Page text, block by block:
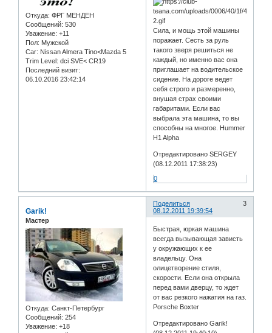
Откуда: ФРГ МЕНДЕН
Сообщений: 530
Уважение: +11
Пол: Мужской
Car: Nissan Almera Tino<Mazda 5
Trim Level: dci SVE< CR19
Последний визит:
06.10.2016 23:42:14
Сила, и мощь этой машины
поражает. Сесть за руль
такого зверя решиться не
каждый, но именно вас она
приглашает на водительское
сидение. На дороге ведет
себя строго и размеренно,
внушая страх своими
габаритами. Если вас
выбрала эта машина, то вы
способны на многое. Hummer
H1 Alpha
Отредактировано SERGEY
(08.12.2011 17:38:23)
0
Поделиться
3
08.12.2011 19:39:54
Garik!
Мастер
Откуда: Санкт-Петербург
Сообщений: 254
Уважение: +18
Быстрая, юркая машина
всегда вызывающая зависть
у окружающих к ее
владельцу. Она
олицетворение стиля,
скорости. Если она открыла
перед вами дверцу, то ждет
от вас резкого нажатия на газ.
Porsche Boxter
Отредактировано Garik!